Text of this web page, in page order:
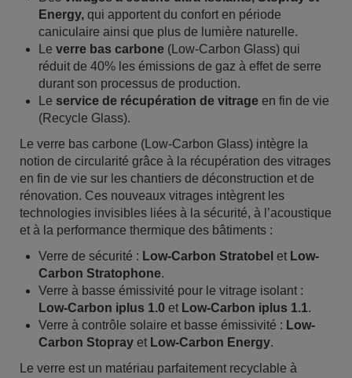
Energy, qui apportent du confort en période
caniculaire ainsi que plus de lumière naturelle.
Le verre bas carbone (Low-Carbon Glass) qui
réduit de 40% les émissions de gaz à effet de serre
durant son processus de production.
Le service de récupération de vitrage en fin de vie
(Recycle Glass).
Le verre bas carbone (Low-Carbon Glass) intègre la
notion de circularité grâce à la récupération des vitrages
en fin de vie sur les chantiers de déconstruction et de
rénovation. Ces nouveaux vitrages intègrent les
technologies invisibles liées à la sécurité, à l’acoustique
et à la performance thermique des bâtiments :
Verre de sécurité : Low-Carbon Stratobel et Low-
Carbon Stratophone.
Verre à basse émissivité pour le vitrage isolant :
Low-Carbon iplus 1.0 et Low-Carbon iplus 1.1.
Verre à contrôle solaire et basse émissivité : Low-
Carbon Stopray et Low-Carbon Energy.
Le verre est un matériau parfaitement recyclable à